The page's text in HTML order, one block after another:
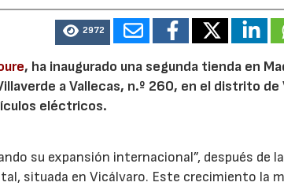
2972
, ha inaugurado una segunda tienda en
a Vallecas, n.º 260, en el distrito de
eléctricos.
su expansión internacional”, después de la
situada en Vicálvaro. Este crecimiento la